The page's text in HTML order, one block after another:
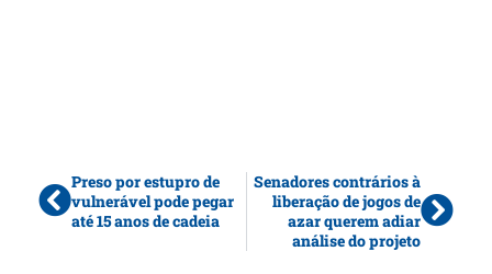
Preso por estupro de
vulnerável pode pegar
até 15 anos de cadeia
Senadores contrários à
liberação de jogos de
azar querem adiar
análise do projeto